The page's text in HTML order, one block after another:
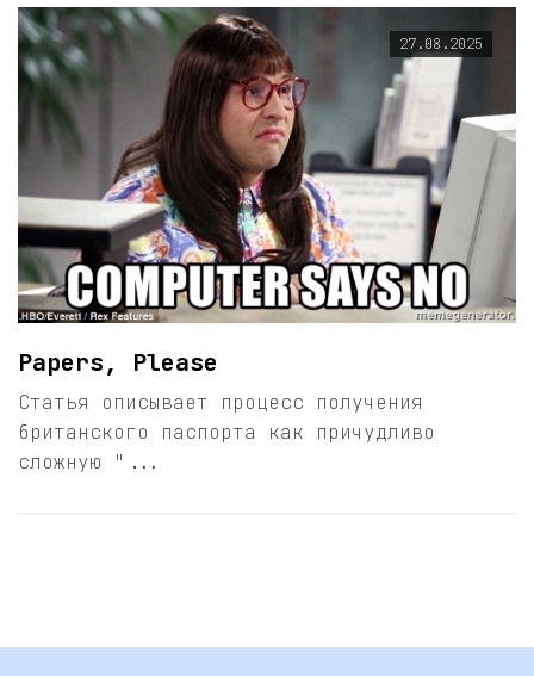
27.08.2025
Papers, Please
Статья описывает процесс получения
британского паспорта как причудливо
сложную "...